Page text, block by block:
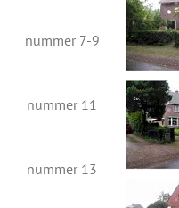
nummer 7-9
nummer 11
nummer 13